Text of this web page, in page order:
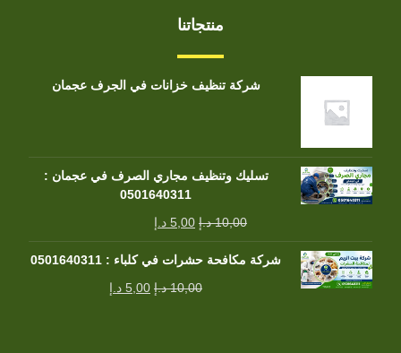
منتجاتنا
شركة تنظيف خزانات في الجرف عجمان
تسليك وتنظيف مجاري الصرف في عجمان :
0501640311
10,00 د.إ 5,00 د.إ
شركة مكافحة حشرات في كلباء : 0501640311
10,00 د.إ 5,00 د.إ